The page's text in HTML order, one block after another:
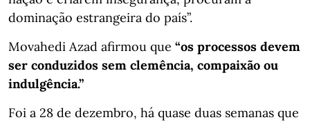
dominação estrangeira do país”.
Movahedi Azad afirmou que “os processos devem
ser conduzidos sem clemência, compaixão ou
indulgência.”
Foi a 28 de dezembro, há quase duas semanas que